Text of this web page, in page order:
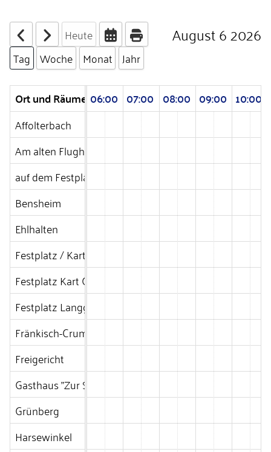
Heute August 6 2026
Tag Woche Monat Jahr
Ort und Räume
04:00 05:00 06:00 07:00 08:00 09:00 10:00
Affolterbach
Am alten Flughafen, Gießen
auf dem Festplatz Langgöns / Kartgarage
Bensheim
Ehlhalten
Festplatz / Kartgarage
Festplatz Kart Garage
Festplatz Langgöns
Fränkisch-Crumbach
Freigericht
Gasthaus "Zur Sonne"
Grünberg
Harsewinkel